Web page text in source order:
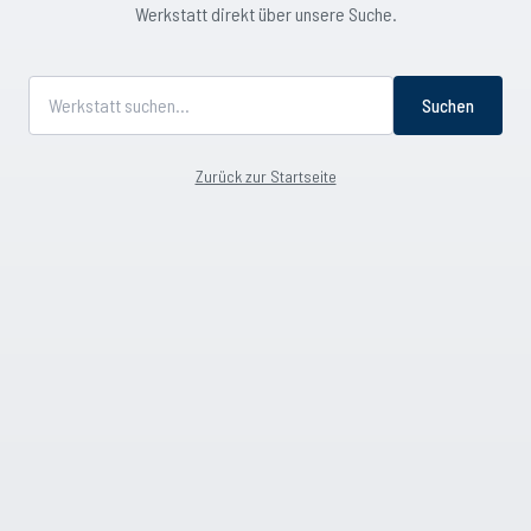
Werkstatt direkt über unsere Suche.
Suchen
Zurück zur Startseite